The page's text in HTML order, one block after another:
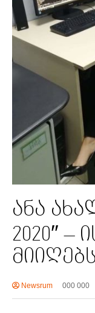
ანა
2020″ –
Newsrum 000 000